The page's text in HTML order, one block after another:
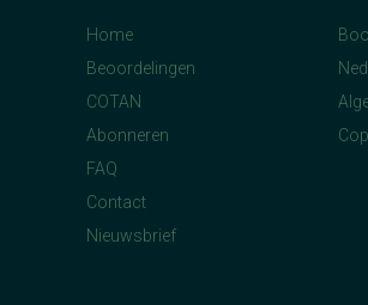
Home
Beoordelingen
COTAN
Abonneren
FAQ
Contact
Nieuwsbrief